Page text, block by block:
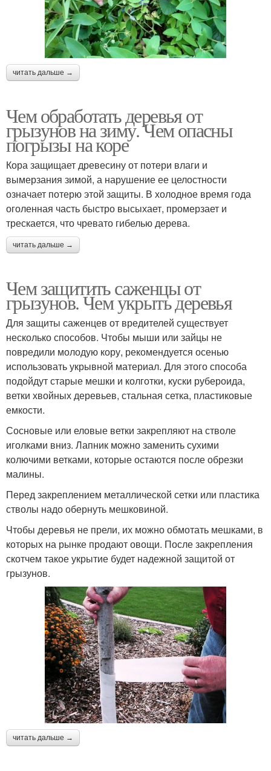
читать дальше →
Чем обработать деревья от
грызунов на зиму. Чем опасны
погрызы на коре
Кора защищает древесину от потери влаги и
вымерзания зимой, а нарушение ее целостности
означает потерю этой защиты. В холодное время года
оголенная часть быстро высыхает, промерзает и
трескается, что чревато гибелью дерева.
читать дальше →
Чем защитить саженцы от
грызунов. Чем укрыть деревья
Для защиты саженцев от вредителей существует
несколько способов. Чтобы мыши или зайцы не
повредили молодую кору, рекомендуется осенью
использовать укрывной материал. Для этого способа
подойдут старые мешки и колготки, куски рубероида,
ветки хвойных деревьев, стальная сетка, пластиковые
емкости.
Сосновые или еловые ветки закрепляют на стволе
иголками вниз. Лапник можно заменить сухими
колючими ветками, которые остаются после обрезки
малины.
Перед закреплением металлической сетки или пластика
стволы надо обернуть мешковиной.
Чтобы деревья не прели, их можно обмотать мешками, в
которых на рынке продают овощи. После закрепления
скотчем такое укрытие будет надежной защитой от
грызунов.
читать дальше →